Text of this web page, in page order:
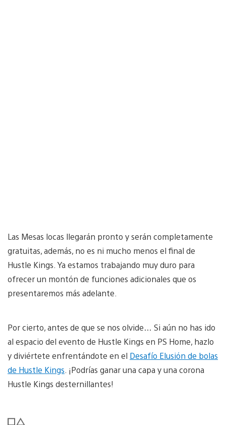
Las Mesas locas llegarán pronto y serán completamente
gratuitas, además, no es ni mucho menos el final de
Hustle Kings. Ya estamos trabajando muy duro para
ofrecer un montón de funciones adicionales que os
presentaremos más adelante.
Por cierto, antes de que se nos olvide… Si aún no has ido
al espacio del evento de Hustle Kings en PS Home, hazlo
y diviértete enfrentándote en el Desafío Elusión de bolas
de Hustle Kings . ¡Podrías ganar una capa y una corona
Hustle Kings desternillantes!